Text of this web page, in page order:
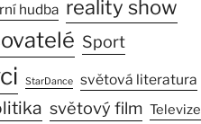
hudba reality show
Sport
StarDance světová literatura
světový film Televize